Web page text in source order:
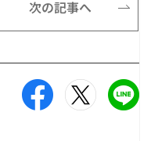
次の記事へ